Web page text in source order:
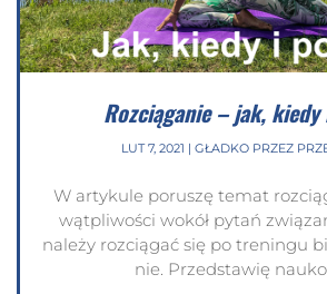
Rozciąganie – jak,
LUT 7, 2021 | GŁADKO PRZEZ
W artykule poruszę temat
wątpliwości wokół pytań
należy rozciągać się po treningu
nie. Przedstawię